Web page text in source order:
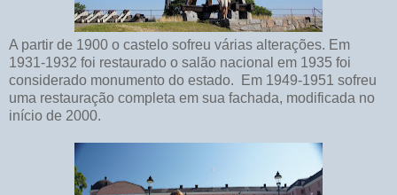
A partir de 1900 o castelo sofreu várias alterações. Em
1931-1932 foi restaurado o salão nacional em 1935 foi
considerado monumento do estado.
Em 1949-1951 sofreu
uma restauração completa em sua fachada, modificada no
início de 2000.